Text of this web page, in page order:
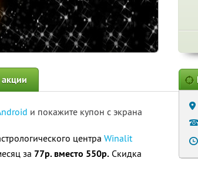
и покажите купон с экрана
центра Winalit
за 77р. вместо 550р. Скидка